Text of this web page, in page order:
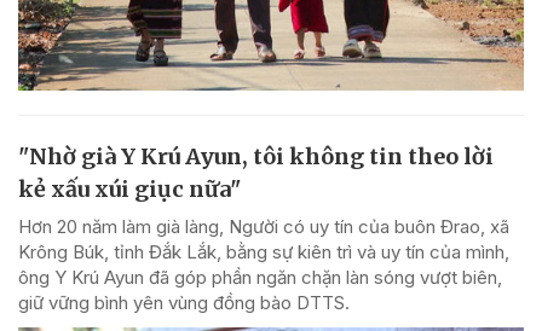
"Nhờ già Y Krú Ayun, tôi không tin theo lời
kẻ xấu xúi giục nữa"
Hơn 20 năm làm già làng, Người có uy tín của buôn Đrao, xã
Krông Búk, tỉnh Đắk Lắk, bằng sự kiên trì và uy tín của mình,
ông Y Krú Ayun đã góp phần ngăn chặn làn sóng vượt biên,
giữ vững bình yên vùng đồng bào DTTS.